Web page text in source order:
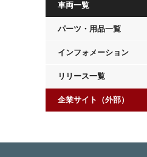
車両一覧
パーツ・用品一覧
インフォメーション
リリース一覧
企業サイト（外部）